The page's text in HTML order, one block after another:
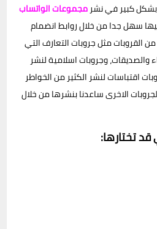
بشكل كبير في نشرمجموعات الواتساب
سهل جدا من خلال روابط انضمام
القروبات مثل جروبات التعارف التي
وجروبات اسلامية لنشر
اقتباسات لنشر الكثير من الخواطر
الاخرى ساعدنا بنشرها من خلال
قد تختارها: